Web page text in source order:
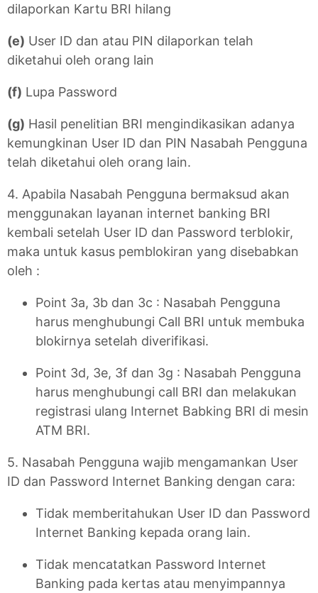
dilaporkan Kartu BRI hilang
(e) User ID dan atau PIN dilaporkan telah
diketahui oleh orang lain
(f) Lupa Password
(g) Hasil penelitian BRI mengindikasikan adanya
kemungkinan User ID dan PIN Nasabah Pengguna
telah diketahui oleh orang lain.
4. Apabila Nasabah Pengguna bermaksud akan
menggunakan layanan internet banking BRI
kembali setelah User ID dan Password terblokir,
maka untuk kasus pemblokiran yang disebabkan
oleh :
Point 3a, 3b dan 3c : Nasabah Pengguna
harus menghubungi Call BRI untuk membuka
blokirnya setelah diverifikasi.
Point 3d, 3e, 3f dan 3g : Nasabah Pengguna
harus menghubungi call BRI dan melakukan
registrasi ulang Internet Babking BRI di mesin
ATM BRI.
5. Nasabah Pengguna wajib mengamankan User
ID dan Password Internet Banking dengan cara:
Tidak memberitahukan User ID dan Password
Internet Banking kepada orang lain.
Tidak mencatatkan Password Internet
Banking pada kertas atau menyimpannya